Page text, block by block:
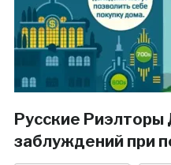
Русские
заблуждений при